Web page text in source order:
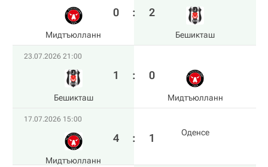
Мидтъюлланн
0 : 2
Бешикташ
23.07.2026 21:00
Бешикташ
1 : 0
Мидтъюлланн
17.07.2026 15:00
Мидтъюлланн
4 : 1 Оденсе